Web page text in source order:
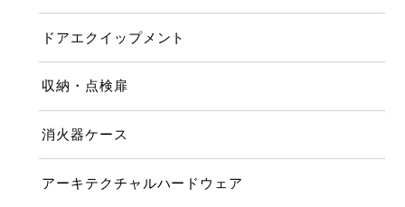
ドアエクイップメント
収納・点検扉
消火器ケース
アーキテクチャルハードウェア